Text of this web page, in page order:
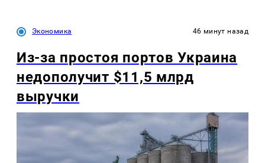
Экономика 46 минут назад
Из-за простоя портов Украина
недополучит $11,5 млрд
выручки